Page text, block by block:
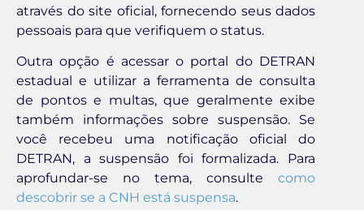
através do site oficial, fornecendo seus dados
pessoais para que verifiquem o status.
Outra opção é acessar o portal do DETRAN
estadual e utilizar a ferramenta de consulta
de pontos e multas, que geralmente exibe
também informações sobre suspensão. Se
você recebeu uma notificação oficial do
DETRAN, a suspensão foi formalizada. Para
aprofundar-se no tema, consulte como
descobrir se a CNH está suspensa.